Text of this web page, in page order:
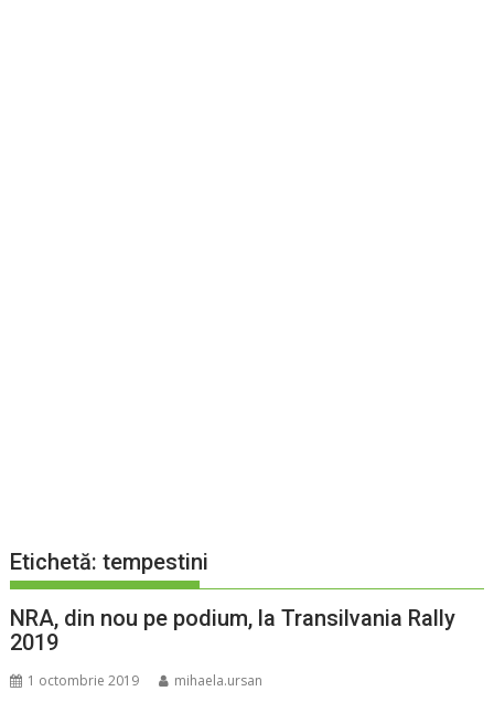
Etichetă:tempestini
NRA, din nou pe podium, la Transilvania Rally
2019
1 octombrie 2019 mihaela.ursan